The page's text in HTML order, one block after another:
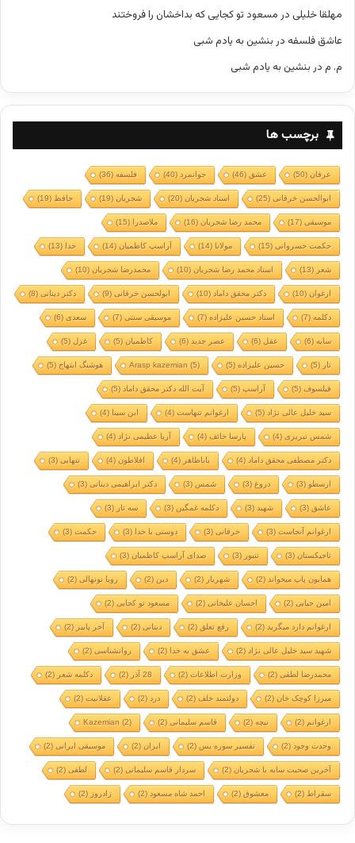
مهلقا خلیلی در مسعود تو کجایی که بداخشان را فروختند
عاشق فلسفه در بنشین به یادم شبی
م. م در بنشین به یادم شبی
برچسب ها
عرفان(50) عشق (46) جوانمرد (40) فلسفه(36)
ابوالحسن خرقانی(25) استاد شجریان(20) شجریان(19) حافظ (19)
موسیقی(17) محمد رضا شجریان(16) ملاصدرا (15)
حکمت خسروانی(15) مولانا (14) آراسپ کاظمیان(14) خدا (13)
شعر (13) استاد محمد رضا شجریان(10) محمدرضا شجریان(10)
ارغوان(10) دکتر محقق داماد (10) ابولحسن خرقانی(9) دکتر دینانی(8)
دکلمه(7) استاد حسین علیزاده(7) موسیقی سنتی(7) سعدی(6)
سایه(6) عقل (6) عصر جدید (6) کاظمیان(5) غزل (5)
تار (5) حسین علیزاده(5)
Arasp kazemian (5) هوشنگ ابتهاج(5)
فیلسوف(5) آراسپ(5) آیت الله دکتر محقق داماد (5)
سید خلیل عالی نژاد (5) ارغوانم تنهاست(4) ابن سینا (4)
شمس تبریزی(4) پارسا خائف(4) آریا عظیمی نژاد (4)
دکتر مصطفی محقق داماد (4) باباطاهر (4) افلاطون(4) تنهایی(3)
ارسطو (3) دروغ (3) شمس (3) دکتر ابراهیمی دینانی(3)
عاشق (3) شهید (3) دکلمه غمگین (3) سه تار (3)
ارغوانم آنجاست(3) خرقانی(3) دوستی با خدا (3) حکمت(3)
تاجیکستان(3) تنبور (3) صدای آراسپ کاظمیان(3)
همایون پاپ میخواند (2) شهریار (2) دین (2) رویا نونهالی(2)
امین حیایی(2) احسان علیخانی(2) مسعود تو کجایی(2)
ارغوانم دارد میگرید (2) رفع تعلق (2) دینانی(2) آخر پاییز (2)
شهید سید خلیل عالی نژاد (2) عشق به خدا (2) روانشناسی(2)
محمدرضا لطفی(2) وزارت اطلاعات(2) 28 آذر (2) دکلمه شعر (2)
میرزا کوچک خان(2) دولتمند خلف(2) درد (2) عقلانیت(2)
ارغوانم (2) نیچه(2) قاسم سلیمانی(2)
Kazemian (2)
وحدت وجود (2) تفسیر سوره یس (2) ایران(2) موسیقی ایرانی(2)
آخرین صحبت سایه با شجریان(2) سردار قاسم سلیمانی(2) لطفی(2)
سقراط (2) معشوق(2) احمد شاه مسعود (2) زادروز (2)